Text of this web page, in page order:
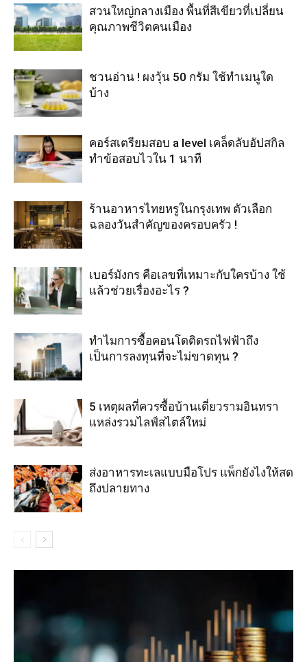
สวนใหญ่กลางเมือง พื้นที่สีเขียวที่เปลี่ยน
คุณภาพชีวิตคนเมือง
ชวนอ่าน ! ผงวุ้น 50 กรัม ใช้ทำเมนูใด
บ้าง
คอร์สเตรียมสอบ a level เคล็ดลับอัปสกิล
ทำข้อสอบไวใน 1 นาที
ร้านอาหารไทยหรูในกรุงเทพ ตัวเลือก
ฉลองวันสำคัญของครอบครัว !
เบอร์มังกร คือเลขที่เหมาะกับใครบ้าง ใช้
แล้วช่วยเรื่องอะไร ?
ทำไมการซื้อคอนโดติดรถไฟฟ้าถึง
เป็นการลงทุนที่จะไม่ขาดทุน ?
5 เหตุผลที่ควรซื้อบ้านเดี่ยวรามอินทรา
แหล่งรวมไลฟ์สไตล์ใหม่
ส่งอาหารทะเลแบบมือโปร แพ็กยังไงให้สด
ถึงปลายทาง